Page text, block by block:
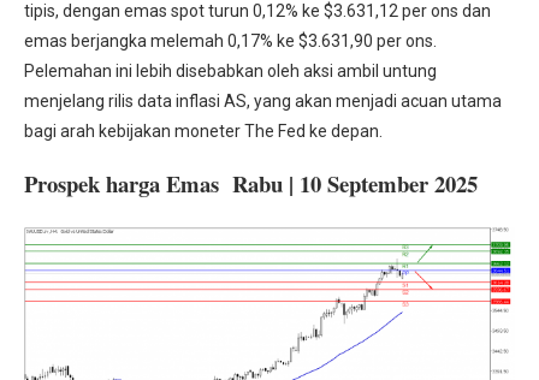
tipis, dengan emas spot turun 0,12% ke $3.631,12 per ons dan
emas berjangka melemah 0,17% ke $3.631,90 per ons.
Pelemahan ini lebih disebabkan oleh aksi ambil untung
menjelang rilis data inflasi AS, yang akan menjadi acuan utama
bagi arah kebijakan moneter The Fed ke depan.
Prospek harga Emas Rabu | 10 September 2025